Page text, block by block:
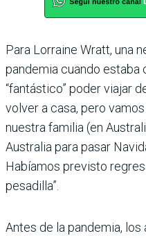
Para Lorraine Wratt, una
pandemia cuando estaba
“fantástico” poder viajar
volver a casa, pero
nuestra familia (en
Australia para pasar
Habíamos previsto
pesadilla”.
Antes de la pandemia,